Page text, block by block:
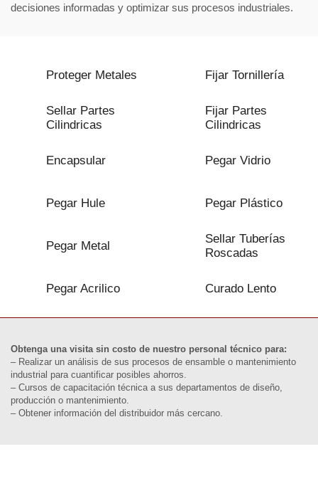
decisiones informadas y optimizar sus procesos industriales.
Proteger Metales
Sellar Partes
Cilindricas
Encapsular
Pegar Hule
Pegar Metal
Pegar Acrilico
Fijar Tornillería
Fijar Partes
Cilindricas
Pegar Vidrio
Pegar Plástico
Sellar Tuberías
Roscadas
Curado Lento
Obtenga una visita sin costo de nuestro personal técnico para:
– Realizar un análisis de sus procesos de ensamble o mantenimiento
industrial para cuantificar posibles ahorros.
– Cursos de capacitación técnica a sus departamentos de diseño,
producción o mantenimiento.
– Obtener información del distribuidor más cercano.